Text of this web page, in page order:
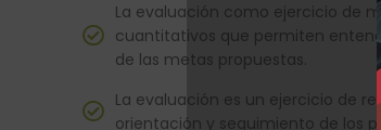
La evaluación como ejercicio de
cuantitativos que permiten
de las metas propuestas.
La evaluación es un ejercicio de
orientación y seguimiento de los